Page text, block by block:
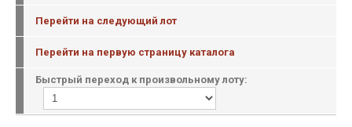
Перейти на следующий лот
Перейти на первую страницу каталога
Быстрый переход к произвольному лоту: